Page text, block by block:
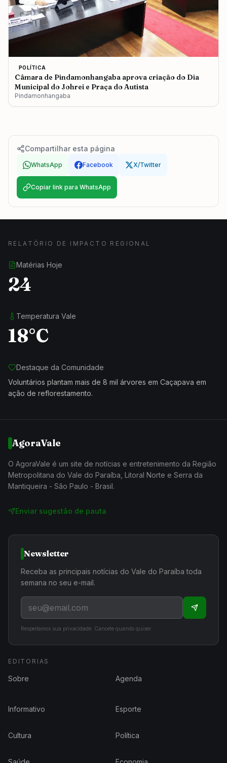
POLÍTICA
Câmara de Pindamonhangaba aprova criação do Dia
Municipal do Johrei e Praça do Autista
Pindamonhangaba
Compartilhar esta página
WhatsApp Facebook X/Twitter
Copiar link para WhatsApp
RELATÓRIO DE IMPACTO REGIONAL
Matérias Hoje
24
Temperatura Vale
18°C
Destaque da Comunidade
Voluntários plantam mais de 8 mil árvores em Caçapava em
ação de reflorestamento.
AgoraVale
O AgoraVale é um site de notícias e entretenimento da Região
Metropolitana do Vale do Paraíba, Litoral Norte e Serra da
Mantiqueira - São Paulo - Brasil.
Enviar sugestão de pauta
Newsletter
Receba as principais notícias do Vale do Paraíba toda
semana no seu e-mail.
Respeitamos sua privacidade. Cancele quando quiser.
EDITORIAS
Sobre Agenda
Informativo Esporte
Cultura Política